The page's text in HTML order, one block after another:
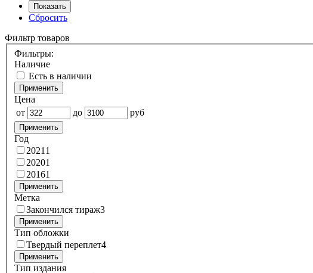
Показать
Сбросить
Фильтр товаров
Фильтры:
Наличие
Есть в наличии
Применить
Цена
от
до руб
Применить
Год
2021 1
20201
20161
Применить
Метка
Закончился тираж3
Применить
Тип обложки
Твердый переплет4
Применить
Тип издания